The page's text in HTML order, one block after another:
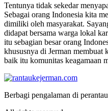
Tentunya tidak sekedar
Sebagai orang Indonesia kita
dimiliki oleh masyarakat.
didapat bersama warga lokal
itu sebagian besar orang
khususnya di Jerman membuat
baik itu komunitas keagamaan
Berbagi pengalaman di